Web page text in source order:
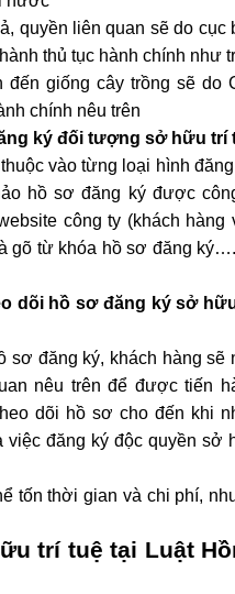
quyền liên quan sẽ do cục
thủ tục hành chính như
giống cây trồng sẽ do
chính nêu trên
ký đối tượng sở hữu trí
vào từng loại hình
hồ sơ đăng ký được
công ty (khách hàng
gõ từ khóa hồ sơ đăng
dõi hồ sơ đăng ký sở
sơ đăng ký, khách hàng sẽ
nêu trên để được tiến
dõi hồ sơ cho đến khi
việc đăng ký độc quyền sở
tốn thời gian và chi phí,
trí tuệ tại Luật